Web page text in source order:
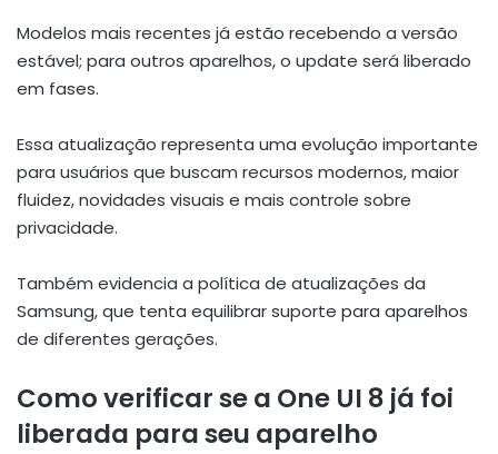
Modelos mais recentes já estão recebendo a versão
estável; para outros aparelhos, o update será liberado
em fases.
Essa atualização representa uma evolução importante
para usuários que buscam recursos modernos, maior
fluidez, novidades visuais e mais controle sobre
privacidade.
Também evidencia a política de atualizações da
Samsung, que tenta equilibrar suporte para aparelhos
de diferentes gerações.
Como verificar se a One UI 8 já foi
liberada para seu aparelho